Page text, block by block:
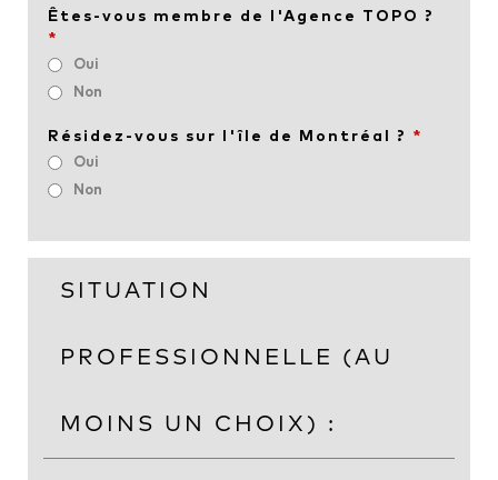
Êtes-vous membre de l'Agence TOPO ?
*
Oui
Non
Résidez-vous sur l'île de Montréal ? *
Oui
Non
SITUATION
PROFESSIONNELLE (AU
MOINS UN CHOIX) :